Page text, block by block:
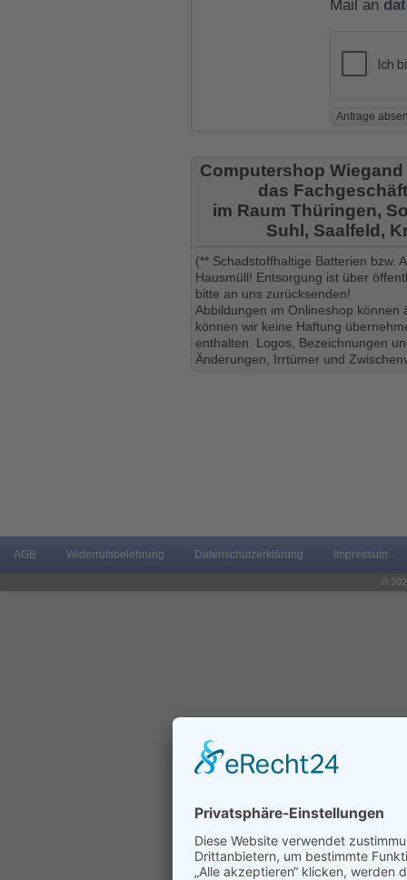
Mail an
Computershop
das
im Raum Thüringen,
Suhl, Saalfeld,
(** Schadstoffhaltige Batterien bzw.
Hausmüll! Entsorgung ist über
bitte an uns zurücksenden!
Abbildungen im Onlineshop
können wir keine Haftung
enthalten. Logos, Bezeichnungen
Änderungen, Irrtümer und
AGB Widerrufsbelehrung Datenschutzerklärung Impressum
©